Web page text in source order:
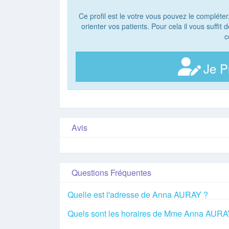
Ce profil est le votre vous pouvez le
orienter vos patients. Pour cela il vous suffit
Je
Avis
Questions Fréquentes
Quelle est l'adresse de Anna AURAY ?
Quels sont les horaires de Mme Anna